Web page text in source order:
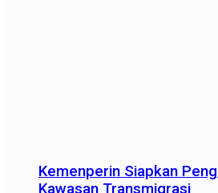
Kemenperin Siapkan
Kawasan Transmigrasi